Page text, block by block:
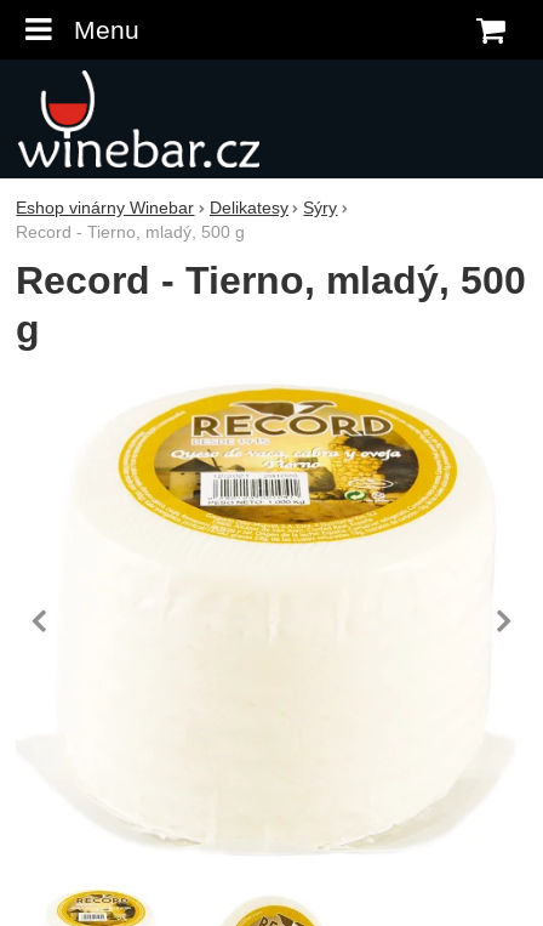
Menu
Eshop vinárny Winebar Delikatesy
Sýry
Record - Tierno, mladý, 500 g
Record - Tierno, mladý, 500
g
předchozí
Fotografie